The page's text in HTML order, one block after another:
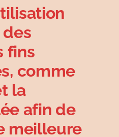
fins
comme
la
afin de
meilleure